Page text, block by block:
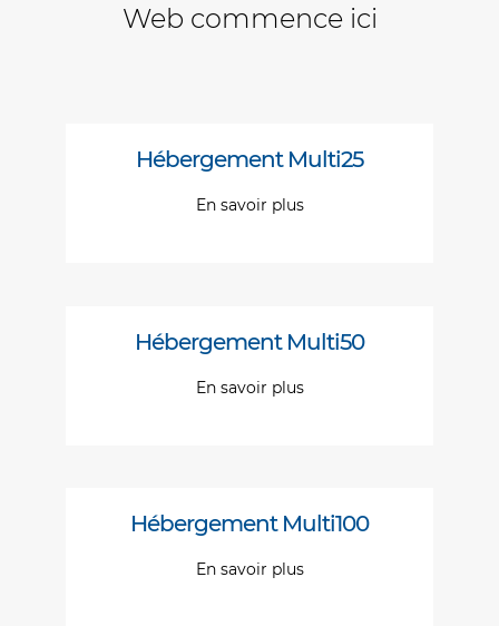
Web commence ici
Hébergement Multi25
En savoir plus
Hébergement Multi50
En savoir plus
Hébergement Multi100
En savoir plus